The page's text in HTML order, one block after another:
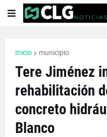
Inicio municipio
Tere Jiménez
rehabilitación
concreto
Blanco